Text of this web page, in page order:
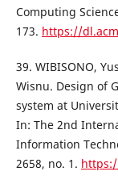
Computing
173. https://
39. WIBISONO,
Wisnu. Design of
system at
In: The 2nd
Information
2658, no. 1.